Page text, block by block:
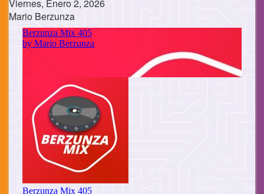
Viernes, Enero 2, 2026
Mario Berzunza
Cuerpo